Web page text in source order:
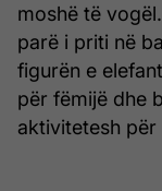
moshë të
parë i priti në
figurën e
për fëmijë dhe
aktivitetesh